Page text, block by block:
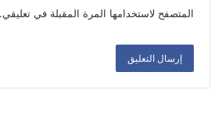
المتصفح لاستخدامها المرة المقبلة في تعليقي.